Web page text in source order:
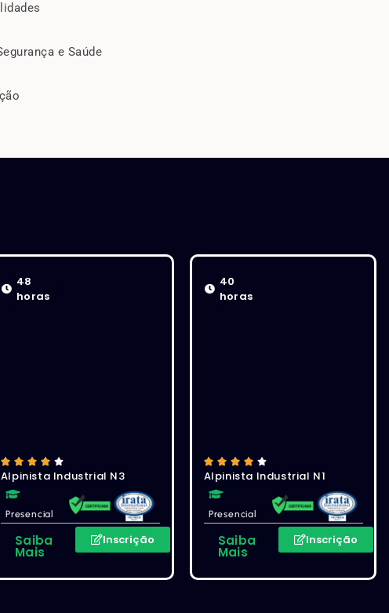
e Saúde
48
horas
Alpinista Industrial N3
Presencial
Saiba
Mais
Inscrição
40
horas
Alpinista Industrial N1
Presencial
Saiba
Mais
Inscrição